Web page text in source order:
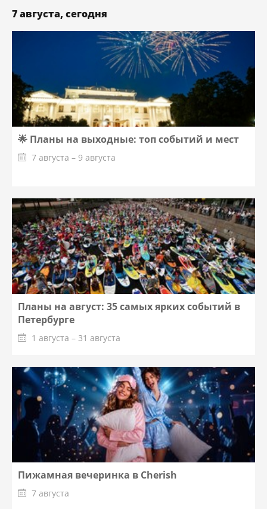
7 августа, сегодня
🌟 Планы на выходные: топ событий и мест
7 августа – 9 августа
Планы на август: 35 самых ярких событий в
Петербурге
1 августа – 31 августа
Пижамная вечеринка в Cherish
7 августа